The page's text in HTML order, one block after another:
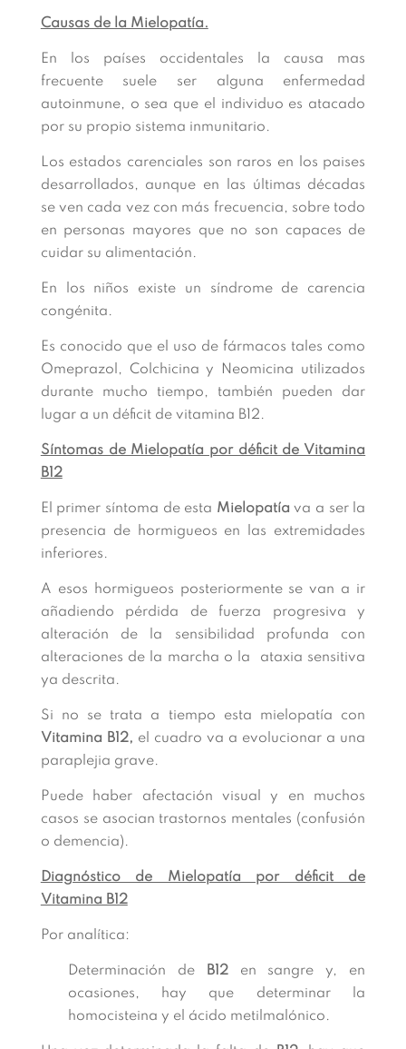
Causas de la Mielopatía.
En los países occidentales la causa mas
frecuente suele ser alguna enfermedad
autoinmune, o sea que el individuo es atacado
por su propio sistema inmunitario.
Los estados carenciales son raros en los paises
desarrollados, aunque en las últimas décadas
se ven cada vez con más frecuencia, sobre todo
en personas mayores que no son capaces de
cuidar su alimentación.
En los niños existe un síndrome de carencia
congénita.
Es conocido que el uso de fármacos tales como
Omeprazol, Colchicina y Neomicina utilizados
durante mucho tiempo, también pueden dar
lugar a un déficit de vitamina B12.
Síntomas de Mielopatía por déficit de Vitamina
B12
El primer síntoma de esta Mielopatía va a ser la
presencia de hormigueos en las extremidades
inferiores.
A esos hormigueos posteriormente se van a ir
añadiendo pérdida de fuerza progresiva y
alteración de la sensibilidad profunda con
alteraciones de la marcha o la ataxia sensitiva
ya descrita.
Si no se trata a tiempo esta mielopatía con
Vitamina B12, el cuadro va a evolucionar a una
paraplejia grave.
Puede haber afectación visual y en muchos
casos se asocian trastornos mentales (confusión
o demencia).
Diagnóstico de Mielopatía por déficit de
Vitamina B12
Por analítica:
Determinación deB12en sangre y, en
ocasiones, hay que determinar la
homocisteina y el ácido metilmalónico.